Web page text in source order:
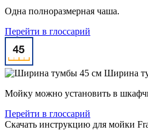
Одна полноразмерная чаша.
Перейти в глоссарий
Ширина
Мойку можно установить в
Перейти в глоссарий
Скачать инструкцию для мойки